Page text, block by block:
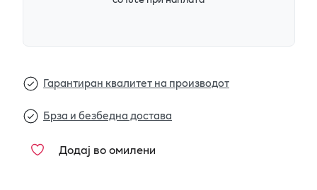
Гарантиран квалитет на производот
Брза и безбедна достава
Додај во омилени